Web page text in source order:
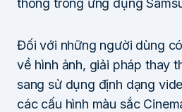
thống trong ứng dụng
Đối với những người dùng
về hình ảnh, giải pháp thay
sang sử dụng định dạng
các cấu hình màu sắc